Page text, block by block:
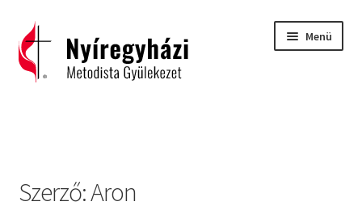
Ugrás
a
navigációhoz
Kilépés
a
tartalomba
Menü
2016 – Igehirdetések
Szerző:Aron